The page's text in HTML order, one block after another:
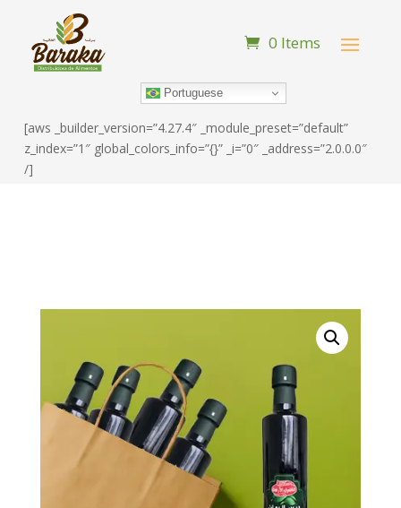
0 Items
Portuguese
[aws _builder_version=”4.27.4″ _module_preset=”default”
z_index=”1″ global_colors_info=”{}” _i=”0″ _address=”2.0.0.0″
/]